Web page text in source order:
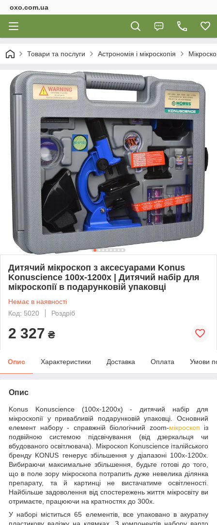
oxo.com.ua
Товари та послуги Астрономія і мікроскопія
Дитячий мікроскоп з аксесуарами Konus
Konuscience 100x-1200x | Дитячий набір для
мікроскопії в подарунковій упаковці
Немає в наявності
Код: 5020
Роздріб
2 327 ₴
Опис Характеристики Доставка Оплата Умови
Опис
Konus Konuscience (100x-1200x) - дитячий набір для
мікроскопії у привабливій подарунковій упаковці. Основний
елемент набору - справжній біологічний zoom-мікроскоп із
подвійною системою підсвічування (від дзеркальця чи
вбудованого освітлювача). Мікроскоп Konuscience італійського
бренду KONUS генерує збільшення у діапазоні 100х-1200х.
Вибираючи максимальне збільшення, будьте готові до того,
що в поле зору мікроскопа потрапить дуже невелика ділянка
препарату, та й картинці не вистачатиме освітленості.
Найбільше задоволення від спостережень життя мікросвіту ви
отримаєте, працюючи на кратностях до 300х.
У наборі міститься 65 елементів, все упаковано в акуратну
пластикову валізку на клямках. З компонентів набору варто